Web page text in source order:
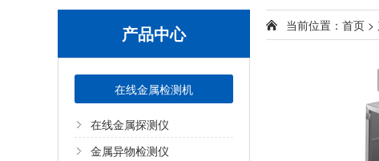
产品中心
在线金属检测机
在线金属探测仪
金属异物检测仪
当前位置： 首页 >